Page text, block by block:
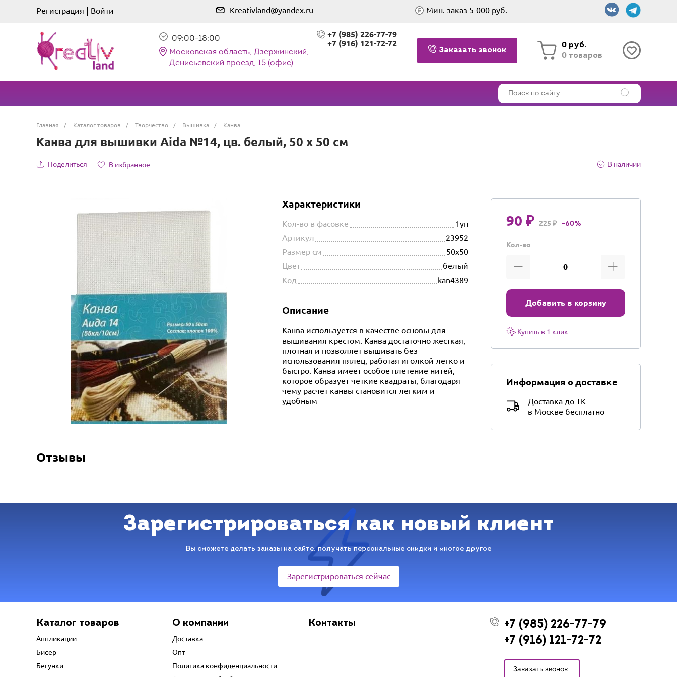
Регистрация | Войти Kreativland@yandex.ru Мин. заказ 5 000 руб.
09:00-18:00
Московская область, Дзержинский,
Денисьевский проезд, 15 (офис)
+7 (985) 226-77-79
+7 (916) 121-72-72
Заказать звонок
0 руб.
0 товаров
Главная / Каталог товаров / Творчество / Вышивка / Канва
Канва для вышивки Aida №14, цв. белый, 50 х 50 см
Поделиться В избранное В наличии
Характеристики
Кол-во в фасовке
1уп
Артикул
23952
Размер см
50х50
Цвет
белый
Код
kan4389
Описание
Канва используется в качестве основы для
вышивания крестом. Канва достаточно жесткая,
плотная и позволяет вышивать без
использования пялец, работая иголкой легко и
быстро. Канва имеет особое плетение нитей,
которое образует четкие квадраты, благодаря
чему расчет канвы становится легким и
удобным
90 ₽ 225 ₽ -60%
Кол-во
Добавить в корзину
Купить в 1 клик
Информация о доставке
Доставка до ТК
в Москве бесплатно
Отзывы
Зарегистрироваться как новый клиент
Вы сможете делать заказы на сайте, получать персональные скидки и многое другое
Зарегистрироваться сейчас
Каталог товаров
Аппликации
Бисер
Бегунки
О компании
Доставка
Опт
Политика конфиденциальности
Контакты
+7 (985) 226-77-79
+7 (916) 121-72-72
Заказать звонок